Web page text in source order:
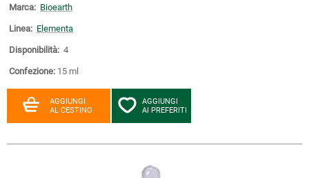
Marca: Bioearth
Linea: Elementa
Disponibilità: 4
Confezione: 15 ml
AGGIUNGI
AL CESTINO
AGGIUNGI
AI PREFERITI